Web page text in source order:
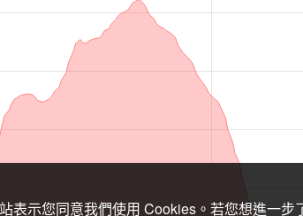
表示您同意我們使用 Cookies。若您想進一步